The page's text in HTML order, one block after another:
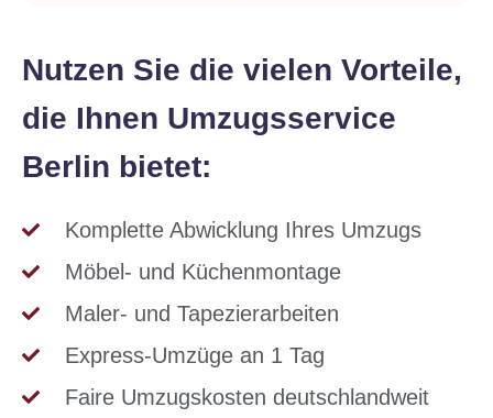
Nutzen Sie die vielen Vorteile,
die Ihnen Umzugsservice
Berlin bietet:​
Komplette Abwicklung Ihres Umzugs
Möbel- und Küchenmontage
Maler- und Tapezierarbeiten
Express-Umzüge an 1 Tag
Faire Umzugskosten deutschlandweit